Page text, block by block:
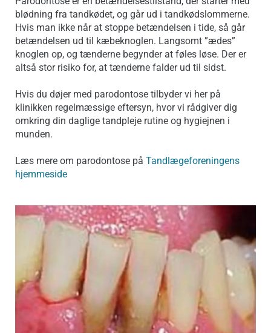
blødning fra tandkødet, og går ud i tandkødslommerne.
Hvis man ikke når at stoppe betændelsen i tide, så går
betændelsen ud til kæbeknoglen. Langsomt ”ædes”
knoglen op, og tænderne begynder at føles løse. Der er
altså stor risiko for, at tænderne falder ud til sidst.
Hvis du døjer med parodontose tilbyder vi her på
klinikken regelmæssige eftersyn, hvor vi rådgiver dig
omkring din daglige tandpleje rutine og hygiejnen i
munden.
Læs mere om parodontose på Tandlægeforeningens
hjemmeside